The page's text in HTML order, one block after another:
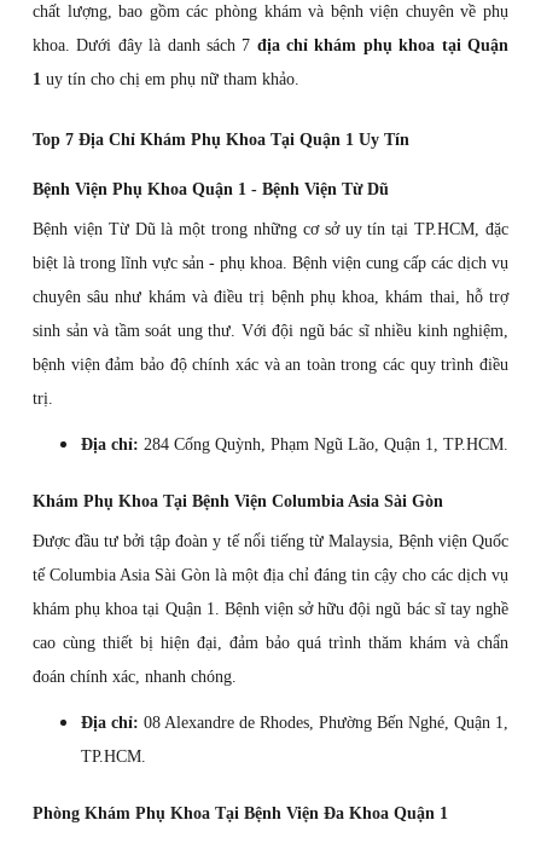
chất lượng, bao gồm các phòng khám và bệnh viện chuyên về phụ
khoa. Dưới đây là danh sách 7 địa chỉ khám phụ khoa tại Quận
1 uy tín cho chị em phụ nữ tham khảo.
Top 7 Địa Chỉ Khám Phụ Khoa Tại Quận 1​ Uy Tín
Bệnh Viện Phụ Khoa Quận 1 - Bệnh Viện Từ Dũ
Bệnh viện Từ Dũ là một trong những cơ sở uy tín tại TP.HCM, đặc
biệt là trong lĩnh vực sản - phụ khoa. Bệnh viện cung cấp các dịch vụ
chuyên sâu như khám và điều trị bệnh phụ khoa, khám thai, hỗ trợ
sinh sản và tầm soát ung thư. Với đội ngũ bác sĩ nhiều kinh nghiệm,
bệnh viện đảm bảo độ chính xác và an toàn trong các quy trình điều
trị.
Địa chỉ: 284 Cống Quỳnh, Phạm Ngũ Lão, Quận 1, TP.HCM.
Khám Phụ Khoa Tại Bệnh Viện Columbia Asia Sài Gòn
Được đầu tư bởi tập đoàn y tế nổi tiếng từ Malaysia, Bệnh viện Quốc
tế Columbia Asia Sài Gòn là một địa chỉ đáng tin cậy cho các dịch vụ
khám phụ khoa tại Quận 1. Bệnh viện sở hữu đội ngũ bác sĩ tay nghề
cao cùng thiết bị hiện đại, đảm bảo quá trình thăm khám và chẩn
đoán chính xác, nhanh chóng.
Địa chỉ: 08 Alexandre de Rhodes, Phường Bến Nghé, Quận 1,
TP.HCM.
Phòng Khám Phụ Khoa Tại Bệnh Viện Đa Khoa Quận 1